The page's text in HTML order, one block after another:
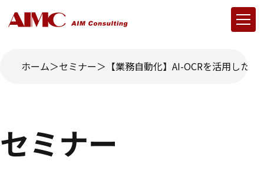
ホーム セミナー 【業務自動化】AI-OCRを活用した
セミナー